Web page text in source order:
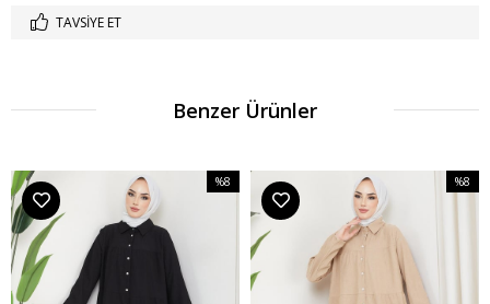
TAVSIYE ET
Benzer Ürünler
%8
%8İndirim
%8